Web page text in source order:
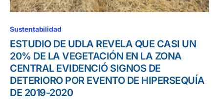
Sustentabilidad
ESTUDIO DE UDLA REVELA QUE CASI UN
20% DE LA VEGETACIÓN EN LA ZONA
CENTRAL EVIDENCIÓ SIGNOS DE
DETERIORO POR EVENTO DE HIPERSEQUÍA
DE 2019-2020